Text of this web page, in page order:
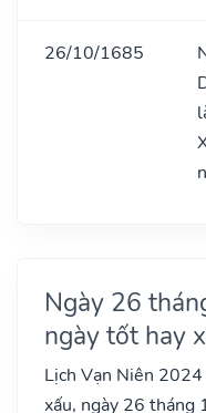
26/10/1685
Ngày 26
ngày tốt hay
Lịch Vạn Niên
xấu, ngày 26 tháng